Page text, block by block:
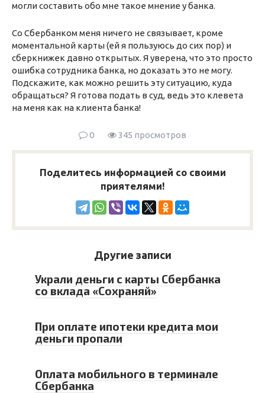
могли составить обо мне такое мнение у банка.
Со Сбербанком меня ничего не связывает, кроме
моментальной карты (ей я пользуюсь до сих пор) и
сберкнижек давно открытых. Я уверена, что это просто
ошибка сотрудника банка, но доказать это не могу.
Подскажите, как можно решить эту ситуацию, куда
обращаться? Я готова подать в суд, ведь это клевета
на меня как на клиента банка!
0 345 просмотров
Поделитесь информацией со своими
приятелями!
Другие записи
Украли деньги с карты Сбербанка
со вклада «Сохраняй»
При оплате ипотеки кредита мои
деньги пропали
Оплата мобильного в терминале
Сбербанка